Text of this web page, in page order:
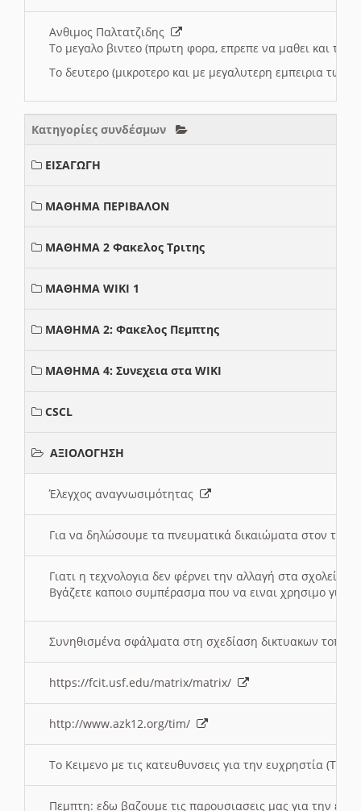
Ανθιμος Παλτατζιδης
Το μεγαλο βιντεο (πρωτη φορα, επρεπε να μαθει και το
Το δευτερο (μικροτερο και με μεγαλυτερη εμπειρια
Κατηγορίες συνδέσμων
ΕΙΣΑΓΩΓΗ
ΜΑΘΗΜΑ ΠΕΡΙΒΑΛΟΝ
ΜΑΘΗΜΑ 2 Φακελος Τριτης
ΜΑΘΗΜΑ WIKI 1
ΜΑΘΗΜΑ 2: Φακελος Πεμπτης
ΜΑΘΗΜΑ 4: Συνεχεια στα WIKI
CSCL
ΑΞΙΟΛΟΓΗΣΗ
Έλεγχος αναγνωσιμότητας
Για να δηλώσουμε τα πνευματικά δικαιώματα στον
Γιατι η τεχνολογια δεν φέρνει την αλλαγή στα σχολεία;
Βγάζετε καποιο συμπέρασμα που να ειναι χρησιμο για
Συνηθισμένα σφάλματα στη σχεδίαση δικτυακων
https://fcit.usf.edu/matrix/matrix/
http://www.azk12.org/tim/
To Κειμενο με τις κατευθυνσεις για την ευχρηστία
Πεμπτη: εδω βαζουμε τις παρουσιασεις μας για την